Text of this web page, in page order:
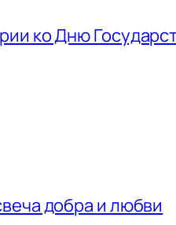
ко Дню
добра и любви